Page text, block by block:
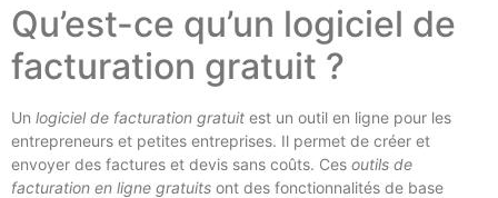
Qu’est-ce qu’un logiciel de
facturation gratuit ?
Un logiciel de facturation gratuit est un outil en ligne pour les
entrepreneurs et petites entreprises. Il permet de créer et
envoyer des factures et devis sans coûts. Ces outils de
facturation en ligne gratuits ont des fonctionnalités de base